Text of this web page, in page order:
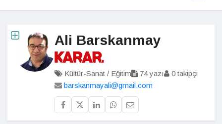
Ali Barskanmay
Kültür-Sanat / Eğitim 74 yazı
0 takipçi
barskanmayali@gmail.com